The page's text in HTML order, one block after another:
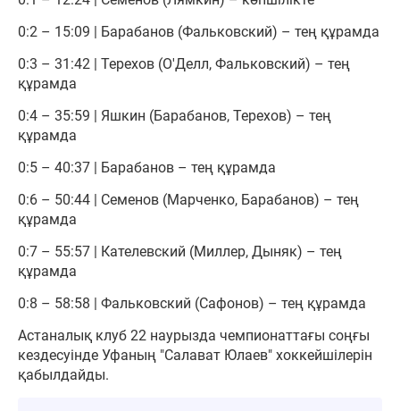
0:2 – 15:09 | Барабанов (Фальковский) – тең құрамда
0:3 – 31:42 | Терехов (О'Делл, Фальковский) – тең
құрамда
0:4 – 35:59 | Яшкин (Барабанов, Терехов) – тең
құрамда
0:5 – 40:37 | Барабанов – тең құрамда
0:6 – 50:44 | Семенов (Марченко, Барабанов) – тең
құрамда
0:7 – 55:57 | Кателевский (Миллер, Дыняк) – тең
құрамда
0:8 – 58:58 | Фальковский (Сафонов) – тең құрамда
Астаналық клуб 22 наурызда чемпионаттағы соңғы
кездесуінде Уфаның "Салават Юлаев" хоккейшілерін
қабылдайды.